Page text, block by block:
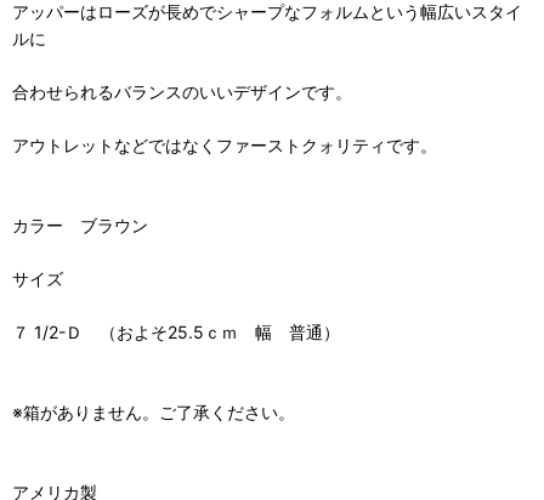
アッパーはローズが長めでシャープなフォルムという幅広いスタイ
ルに
合わせられるバランスのいいデザインです。
アウトレットなどではなくファーストクォリティです。
カラー ブラウン
サイズ
７ 1/2-Ｄ （およそ25.5ｃｍ 幅 普通）
※箱がありません。ご了承ください。
アメリカ製